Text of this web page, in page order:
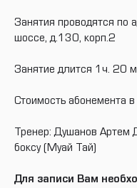
Занятия проводятся по
шоссе, д.130, корп.2
Занятие длится 1ч. 20
Стоимость абонемента
Тренер: Душанов Артем
боксу (Муай Тай)
Для записи Вам